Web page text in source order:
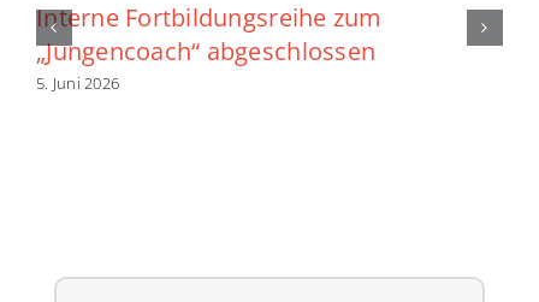
Interne Fortbildungsreihe zum
„Jungencoach“ abgeschlossen
5. Juni 2026